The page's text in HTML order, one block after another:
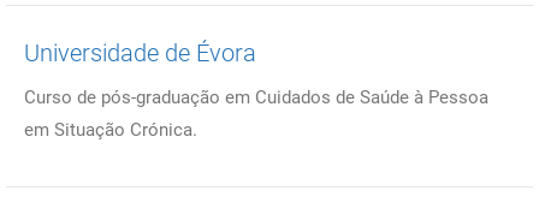
Universidade de Évora
Curso de pós-graduação em Cuidados de Saúde à Pessoa
em Situação Crónica.